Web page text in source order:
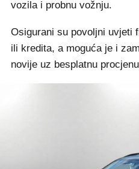
vozila i probnu vožnju.
Osigurani su povoljni uvjeti
ili kredita, a moguća je i
novije uz besplatnu